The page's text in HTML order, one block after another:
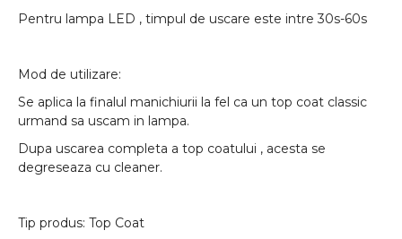
Pentru lampa LED , timpul de uscare este intre 30s-60s
Mod de utilizare:
Se aplica la finalul manichiurii la fel ca un top coat classic
urmand sa uscam in lampa.
Dupa uscarea completa a top coatului , acesta se
degreseaza cu cleaner.
Tip produs: Top Coat